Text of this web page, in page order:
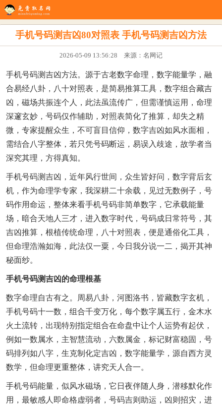
生辰八字 八字配对 在线起名 姓名测试 八字排盘 看风水
手机号码测吉凶80对照表 手机号码测吉凶方法
2026-05-09 13:56:28 来源：名网记
手机号码测吉凶方法。源于古老数字命理，数字能量学，融
合易经八卦，八十对照表，是简易推算工具，数字组合藏吉
凶，磁场共振连个人，此法虽流传广，但需谨慎运用，命理
深邃玄妙，号码仅作辅助，对照表简化了推算，却失之精
微，专家提醒众生，不可盲目信仰，数字吉凶如风水面相，
需结合八字整体，若只凭号码断运，易误入歧途，故学者当
深究其理，方得真知。
手机号码测吉凶，近年风行世间，众生皆好问，数字背后玄
机，作为命理学专家，我深耕二十余载，见过无数例子，号
码作用命运，整体来看手机号码非简单数字，它承载能量
场，暗合天地人三才，进入数字时代，号码成日常符号，其
吉凶推算，根植传统命理，八十对照表，便是通俗化工具，
但命理浩瀚如海，此法仅一粟，今日我分说一二，揭开其神
秘面纱。
手机号码测吉凶的命理根基
数字命理自古有之。周易八卦，河图洛书，皆藏数字玄机，
手机号码十一数，组合千变万化，每个数字属五行，金木水
火土流转，出现特别指定组合在命盘中让个人运势有起伏，
例如一数属水，主智慧流动，六数属金，标记财富稳固，号
码排列如八字，生克制化定吉凶，数字能量学，源自西方灵
数学，但命理更重整体，讲究天人合一。
手机号码能量，似风水磁场，它日夜伴随人身，潜移默化作
用，最敏感人即命格虚弱者，号码吉则助运，凶则招灾，进